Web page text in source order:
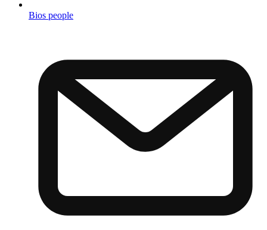
Bios people